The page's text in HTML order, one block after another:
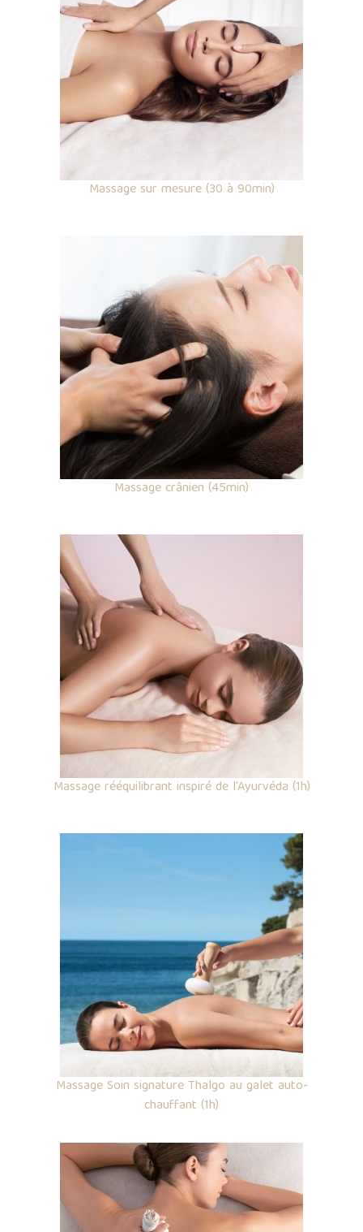
Massage sur mesure (30 à 90min)
Massage crânien (45min)
Massage rééquilibrant inspiré de l'Ayurvéda (1h)
Massage Soin signature Thalgo au galet auto-
chauffant (1h)